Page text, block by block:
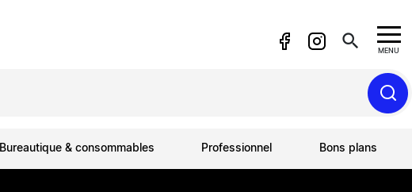
search MENU
Bureautique & consommables Professionnel Bons plans